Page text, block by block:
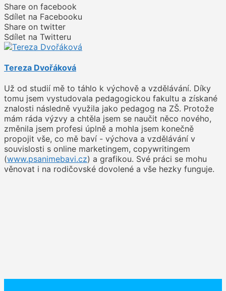
Share on facebook
Sdílet na Facebooku
Share on twitter
Sdílet na Twitteru
Tereza Dvořáková
Už od studií mě to táhlo k výchově a vzdělávání. Díky
tomu jsem vystudovala pedagogickou fakultu a získané
znalosti následně využila jako pedagog na ZŠ. Protože
mám ráda výzvy a chtěla jsem se naučit něco nového,
změnila jsem profesi úplně a mohla jsem konečně
propojit vše, co mě baví - výchova a vzdělávání v
souvislosti s online marketingem, copywritingem
(www.psanimebavi.cz) a grafikou. Své práci se mohu
věnovat i na rodičovské dovolené a vše hezky funguje.